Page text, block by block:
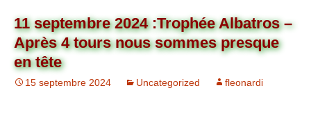
11 septembre 2024 :Trophée Albatros –
Après 4 tours nous sommes presque
en tête
15 septembre 2024 Uncategorized fleonardi